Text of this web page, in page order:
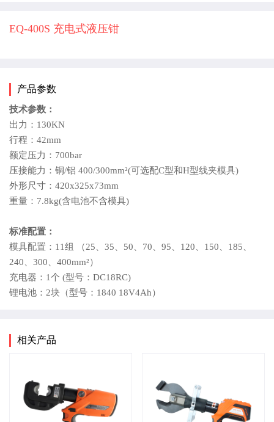
EQ-400S 充电式液压钳
产品参数
技术参数：
出力：130KN
行程：42mm
额定压力：700bar
压接能力：铜/铝 400/300mm²(可选配C型和H型线夹模具)
外形尺寸：420x325x73mm
重量：7.8kg(含电池不含模具)
标准配置：
模具配置：11组 （25、35、50、70、95、120、150、185、
240、300、400mm²）
充电器：1个 (型号：DC18RC)
锂电池：2块（型号：1840 18V4Ah）
相关产品